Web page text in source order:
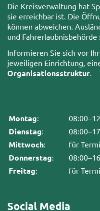
Die Kreisverwaltung hat
sie erreichbar ist. Die
können abweichen.
und
Informieren Sie sich vor
jeweiligen Einrichtung,
Organisationsstruktur
Montag:
Dienstag:
Mittwoch: für
Donnerstag:
Freitag: für
Social Media